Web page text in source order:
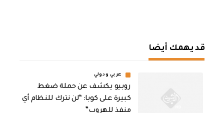
قد يهمك أيضا
عربي ودولي
روبيو يكشف عن حملة ضغط
كبيرة على كوبا: “لن نترك للنظام أي
منفذ للهروب”